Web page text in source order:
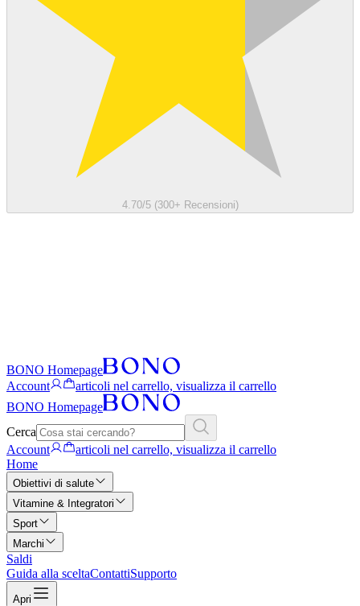
4.70/5 (300+ Recensioni)
BONO Homepage
Account
articoli nel carrello, visualizza il carrello
BONO Homepage
Cerca
Account
articoli nel carrello, visualizza il carrello
Home
Obiettivi di salute
Vitamine & Integratori
Sport
Marchi
Saldi
Guida alla sceltaContattiSupporto
Apri